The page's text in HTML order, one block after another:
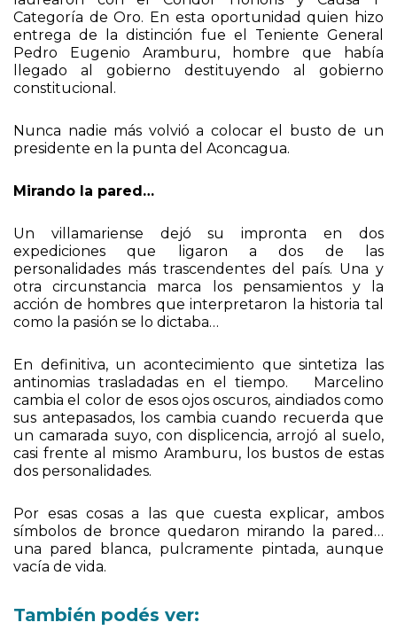
Cuando dos años después, bajó la imagen, lo
laurearon con el Cóndor Honoris y Causa 1º
Categoría de Oro. En esta oportunidad quien hizo
entrega de la distinción fue el Teniente General
Pedro Eugenio Aramburu, hombre que había
llegado al gobierno destituyendo al gobierno
Nunca nadie más volvió a colocar el busto de un
Un villamariense dejó su impronta en dos
expediciones que ligaron a dos de las
personalidades más trascendentes del país. Una y
otra circunstancia marca los pensamientos y la
acción de hombres que interpretaron la historia tal
En definitiva, un acontecimiento que sintetiza las
antinomias trasladadas en el tiempo. Marcelino
cambia el color de esos ojos oscuros, aindiados como
sus antepasados, los cambia cuando recuerda que
un camarada suyo, con displicencia, arrojó al suelo,
casi frente al mismo Aramburu, los bustos de estas
Por esas cosas a las que cuesta explicar, ambos
símbolos de bronce quedaron mirando la pared…
una pared blanca, pulcramente pintada, aunque